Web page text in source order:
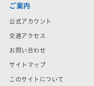
ご案内
公式アカウント
交通アクセス
お問い合わせ
サイトマップ
このサイトについて